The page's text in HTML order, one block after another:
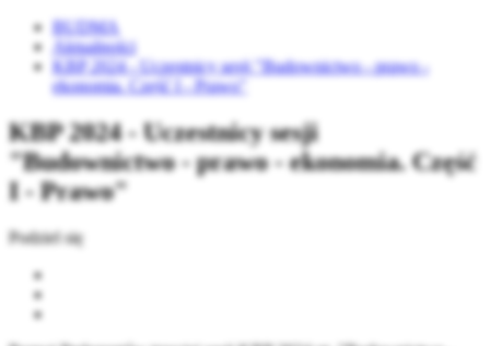
BUDMA
Aktualności
KBP 2024 - Uczestnicy sesji "Budownictwo - prawo -
ekonomia. Część I - Prawo"
KBP 2024 - Uczestnicy sesji
"Budownictwo - prawo - ekonomia. Część
I - Prawo"
Podziel się